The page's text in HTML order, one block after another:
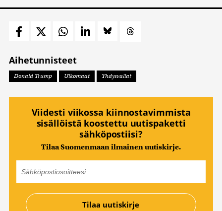
Aihetunnisteet
Donald Trump Ulkomaat Yhdysvallat
Viidesti viikossa kiinnostavimmista
sisällöistä koostettu uutispaketti
sähköpostiisi?
Tilaa Suomenmaan ilmainen uutiskirje.